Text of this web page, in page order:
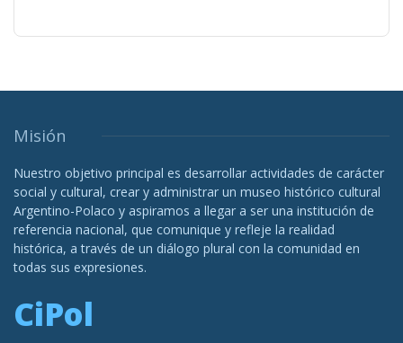
Misión
Nuestro objetivo principal es desarrollar actividades de carácter
social y cultural, crear y administrar un museo histórico cultural
Argentino-Polaco y aspiramos a llegar a ser una institución de
referencia nacional, que comunique y refleje la realidad
histórica, a través de un diálogo plural con la comunidad en
todas sus expresiones.
CiPol